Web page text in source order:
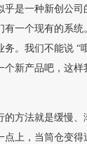
乎是一种新创公司
有一个现有的系
务。我们不能说 “
个新产品吧，这
的方法就是缓慢
点上，当筒仓变